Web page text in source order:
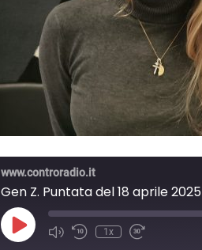
www.controradio.it
Gen Z. Puntata del 18 aprile 2025
Play
Episode
1x